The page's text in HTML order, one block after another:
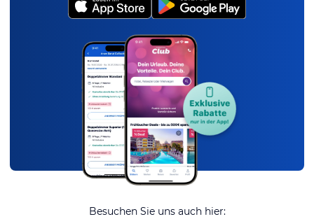
Besuchen Sie uns auch hier: